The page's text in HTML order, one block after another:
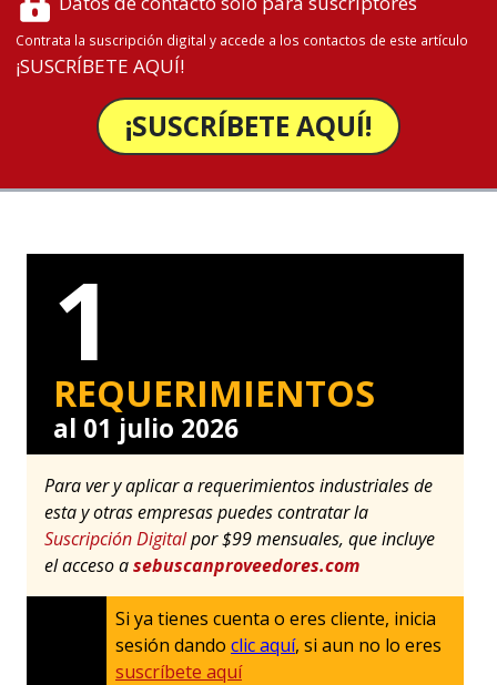
Contrata la suscripción digital y accede a los contactos de este artículo
¡SUSCRÍBETE AQUÍ!
¡SUSCRÍBETE AQUÍ!
1
REQUERIMIENTOS
al 01 julio 2026
Para ver y aplicar a requerimientos industriales de
esta y otras empresas puedes contratar la
Suscripción Digitalpor $99 mensuales, que incluye
el acceso asebuscanproveedores.com
Si ya tienes cuenta o eres cliente, inicia
sesión dando clic aquí, si aun no lo eres
suscríbete aquí